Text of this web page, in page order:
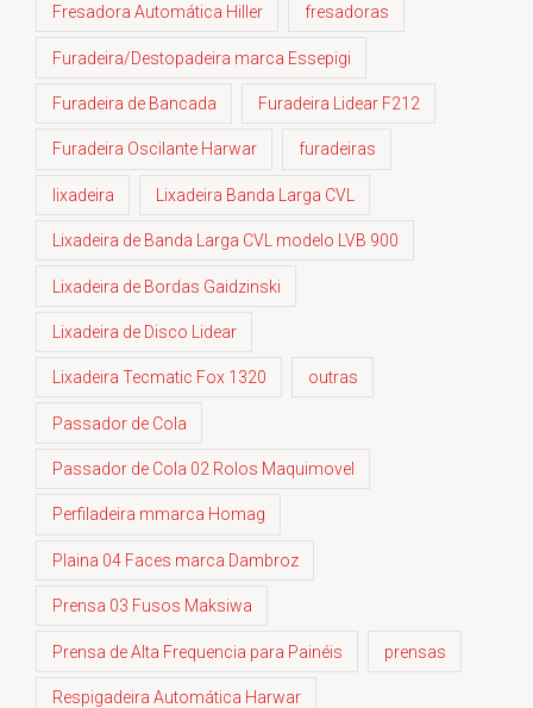
Fresadora Automática Hiller fresadoras
Furadeira/Destopadeira marca Essepigi
Furadeira de Bancada Furadeira Lidear F212
Furadeira Oscilante Harwar furadeiras
lixadeira Lixadeira Banda Larga CVL
Lixadeira de Banda Larga CVL modelo LVB 900
Lixadeira de Bordas Gaidzinski
Lixadeira de Disco Lidear
Lixadeira Tecmatic Fox 1320 outras
Passador de Cola
Passador de Cola 02 Rolos Maquimovel
Perfiladeira mmarca Homag
Plaina 04 Faces marca Dambroz
Prensa 03 Fusos Maksiwa
Prensa de Alta Frequencia para Painéis prensas
Respigadeira Automática Harwar